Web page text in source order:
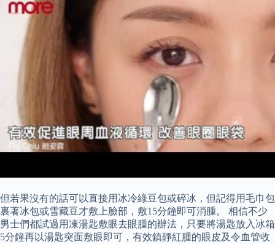
但若果沒有的話可以直接用冰冷綠豆包或碎冰，但記得用毛巾包
裹著冰包或雪藏豆才敷上臉部，敷15分鐘即可消腫。 相信不少
男士們都試過用凍湯匙敷眼去眼腫的辦法，只要將湯匙放入冰箱
5分鐘再以湯匙突面敷眼即可，有效鎮靜紅腫的眼皮及令血管收